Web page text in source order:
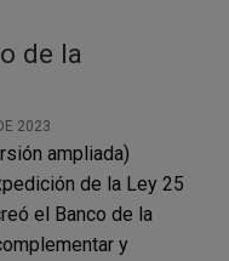
de la
2023
ampliada)
de la Ley 25
el Banco de la
y